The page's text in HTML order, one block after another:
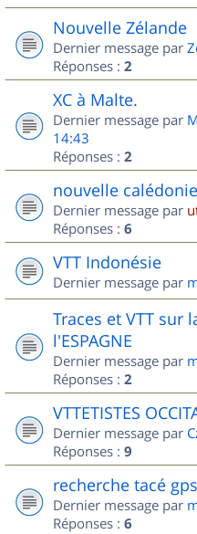
Nouvelle Zélande
Dernier message par
Réponses : 2
XC à Malte.
Dernier message par
14:43
Réponses : 2
nouvelle calédonie
Dernier message par
Réponses : 6
VTT Indonésie
Dernier message par
Traces et VTT sur
l'ESPAGNE
Dernier message par
Réponses : 2
VTTETISTES
Dernier message par
Réponses : 9
recherche tacé gps
Dernier message par
Réponses : 6